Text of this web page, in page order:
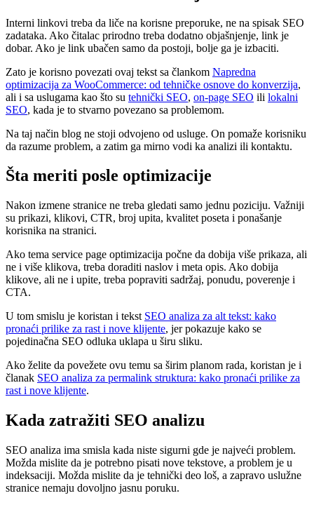
Interni linkovi treba da liče na korisne preporuke, ne na spisak SEO
zadataka. Ako čitalac prirodno treba dodatno objašnjenje, link je
dobar. Ako je link ubačen samo da postoji, bolje ga je izbaciti.
Zato je korisno povezati ovaj tekst sa člankom Napredna
optimizacija za WooCommerce: od tehničke osnove do konverzija,
ali i sa uslugama kao što su tehnički SEO, on-page SEO ili lokalni
SEO, kada je to stvarno povezano sa problemom.
Na taj način blog ne stoji odvojeno od usluge. On pomaže korisniku
da razume problem, a zatim ga mirno vodi ka analizi ili kontaktu.
Šta meriti posle optimizacije
Nakon izmene stranice ne treba gledati samo jednu poziciju. Važniji
su prikazi, klikovi, CTR, broj upita, kvalitet poseta i ponašanje
korisnika na stranici.
Ako tema service page optimizacija počne da dobija više prikaza, ali
ne i više klikova, treba doraditi naslov i meta opis. Ako dobija
klikove, ali ne i upite, treba popraviti sadržaj, ponudu, poverenje i
CTA.
U tom smislu je koristan i tekst SEO analiza za alt tekst: kako
pronaći prilike za rast i nove klijente, jer pokazuje kako se
pojedinačna SEO odluka uklapa u širu sliku.
Ako želite da povežete ovu temu sa širim planom rada, koristan je i
članak SEO analiza za permalink struktura: kako pronaći prilike za
rast i nove klijente.
Kada zatražiti SEO analizu
SEO analiza ima smisla kada niste sigurni gde je najveći problem.
Možda mislite da je potrebno pisati nove tekstove, a problem je u
indeksaciji. Možda mislite da je tehnički deo loš, a zapravo uslužne
stranice nemaju dovoljno jasnu poruku.